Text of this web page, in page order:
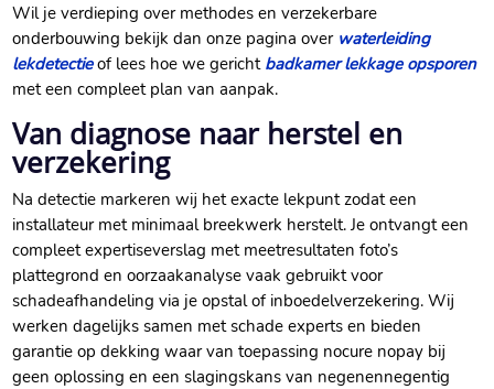
Wil je verdieping over methodes en verzekerbare
onderbouwing bekijk dan onze pagina over waterleiding
lekdetectieof lees hoe we gericht badkamer lekkage opsporen
met een compleet plan van aanpak.​
Van diagnose naar herstel en
verzekering
Na detectie markeren wij het exacte lekpunt zodat een
installateur met minimaal breekwerk herstelt.​ Je ontvangt een
compleet expertiseverslag met meetresultaten foto’s
plattegrond en oorzaakanalyse vaak gebruikt voor
schadeafhandeling via je opstal of inboedelverzekering.​ Wij
werken dagelijks samen met schade experts en bieden
garantie op dekking waar van toepassing nocure nopay bij
geen oplossing en een slagingskans van negenennegentig